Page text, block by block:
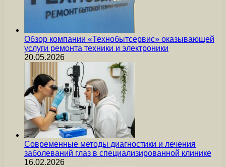
Обзор компании «Технобытсервис» оказывающей
услуги ремонта техники и электроники
20.05.2026
Современные методы диагностики и лечения
заболеваний глаз в специализированной клинике
16.02.2026